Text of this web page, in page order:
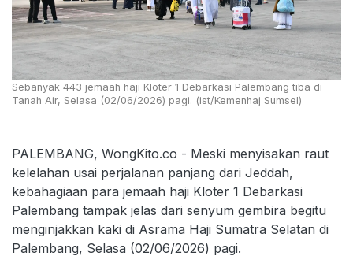
Sebanyak 443 jemaah haji Kloter 1 Debarkasi Palembang tiba di
Tanah Air, Selasa (02/06/2026) pagi. (ist/Kemenhaj Sumsel)
PALEMBANG, WongKito.co - Meski menyisakan raut
kelelahan usai perjalanan panjang dari Jeddah,
kebahagiaan para jemaah haji Kloter 1 Debarkasi
Palembang tampak jelas dari senyum gembira begitu
menginjakkan kaki di Asrama Haji Sumatra Selatan di
Palembang, Selasa (02/06/2026) pagi.